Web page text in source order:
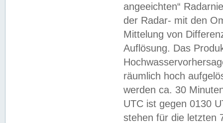
angeeichten“
der Radar- mit den
Mittelung von
Auflösung. Das
räumlich hoch
werden ca. 30
UTC ist gegen 0130
stehen für die letzten